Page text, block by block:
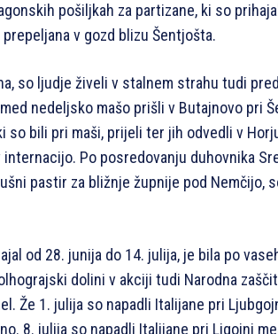
pošiljkah za partizane, ki so
v gozd blizu Šentjošta.
so ljudje živeli v stalnem strahu tudi
nedeljsko mašo prišli v Butajnovo pri
so bili pri maši, prijeli ter jih odvedli v
Po posredovanju duhovnika
pastir za bližnje župnije pod Nemčijo,
od 28. junija do 14. julija, je bila po
dolini v akciji tudi Narodna
Že 1. julija so napadli Italijane pri
8. julija so napadli Italijane pri Ligojni